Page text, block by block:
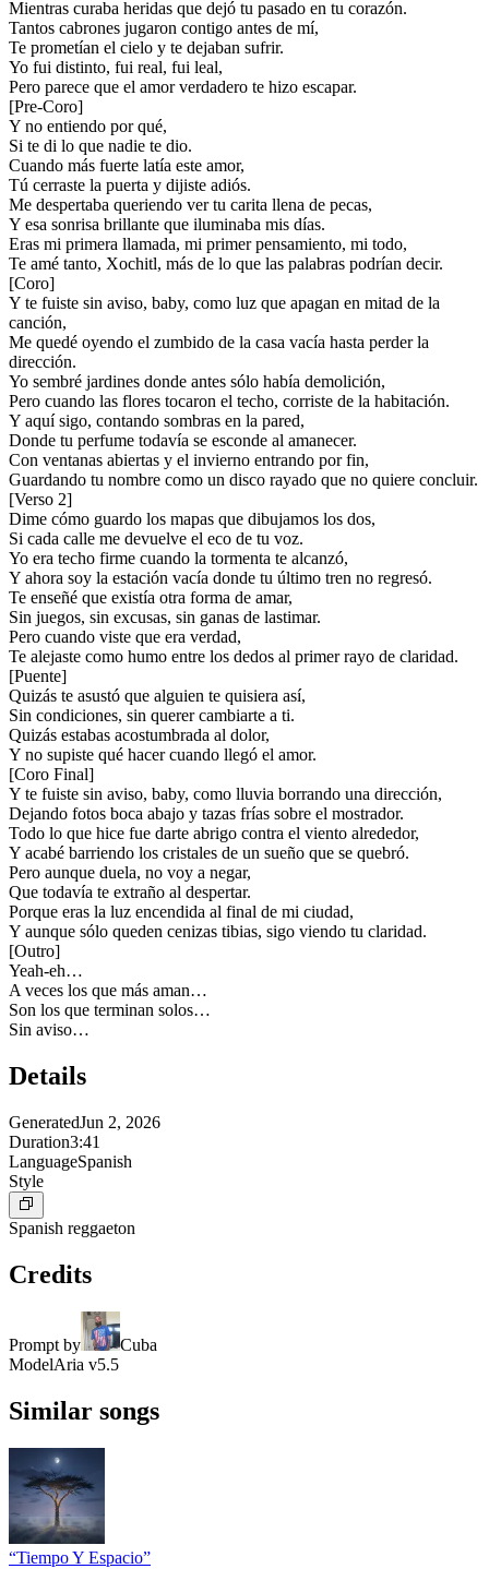
Mientras curaba heridas que dejó tu pasado en tu corazón.
Tantos cabrones jugaron contigo antes de mí,
Te prometían el cielo y te dejaban sufrir.
Yo fui distinto, fui real, fui leal,
Pero parece que el amor verdadero te hizo escapar.
[Pre-Coro]
Y no entiendo por qué,
Si te di lo que nadie te dio.
Cuando más fuerte latía este amor,
Tú cerraste la puerta y dijiste adiós.
Me despertaba queriendo ver tu carita llena de pecas,
Y esa sonrisa brillante que iluminaba mis días.
Eras mi primera llamada, mi primer pensamiento, mi todo,
Te amé tanto, Xochitl, más de lo que las palabras podrían decir.
[Coro]
Y te fuiste sin aviso, baby, como luz que apagan en mitad de la
canción,
Me quedé oyendo el zumbido de la casa vacía hasta perder la
dirección.
Yo sembré jardines donde antes sólo había demolición,
Pero cuando las flores tocaron el techo, corriste de la habitación.
Y aquí sigo, contando sombras en la pared,
Donde tu perfume todavía se esconde al amanecer.
Con ventanas abiertas y el invierno entrando por fin,
Guardando tu nombre como un disco rayado que no quiere concluir.
[Verso 2]
Dime cómo guardo los mapas que dibujamos los dos,
Si cada calle me devuelve el eco de tu voz.
Yo era techo firme cuando la tormenta te alcanzó,
Y ahora soy la estación vacía donde tu último tren no regresó.
Te enseñé que existía otra forma de amar,
Sin juegos, sin excusas, sin ganas de lastimar.
Pero cuando viste que era verdad,
Te alejaste como humo entre los dedos al primer rayo de claridad.
[Puente]
Quizás te asustó que alguien te quisiera así,
Sin condiciones, sin querer cambiarte a ti.
Quizás estabas acostumbrada al dolor,
Y no supiste qué hacer cuando llegó el amor.
[Coro Final]
Y te fuiste sin aviso, baby, como lluvia borrando una dirección,
Dejando fotos boca abajo y tazas frías sobre el mostrador.
Todo lo que hice fue darte abrigo contra el viento alrededor,
Y acabé barriendo los cristales de un sueño que se quebró.
Pero aunque duela, no voy a negar,
Que todavía te extraño al despertar.
Porque eras la luz encendida al final de mi ciudad,
Y aunque sólo queden cenizas tibias, sigo viendo tu claridad.
[Outro]
Yeah-eh…
A veces los que más aman…
Son los que terminan solos…
Sin aviso…
Details
GeneratedJun 2, 2026
Duration3:41
LanguageSpanish
Style
Spanish reggaeton
Credits
Prompt by
Cuba
ModelAria v5.5
Similar songs
“Tiempo Y Espacio”